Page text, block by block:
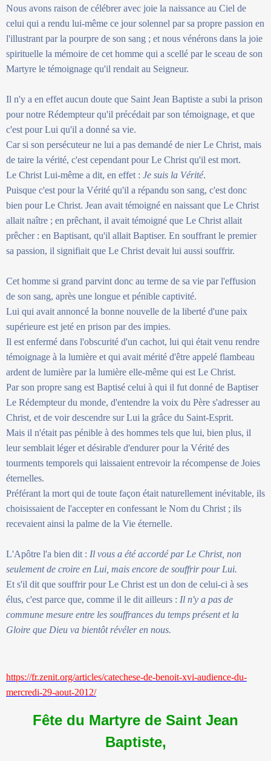
Nous avons raison de célébrer avec joie la naissance au Ciel de
celui qui a rendu lui-même ce jour solennel par sa propre passion en
l'illustrant par la pourpre de son sang ; et nous vénérons dans la joie
spirituelle la mémoire de cet homme qui a scellé par le sceau de son
Martyre le témoignage qu'il rendait au Seigneur.
Il n'y a en effet aucun doute que Saint Jean Baptiste a subi la prison
pour notre Rédempteur qu'il précédait par son témoignage, et que
c'est pour Lui qu'il a donné sa vie.
Car si son persécuteur ne lui a pas demandé de nier Le Christ, mais
de taire la vérité, c'est cependant pour Le Christ qu'il est mort.
Le Christ Lui-même a dit, en effet : Je suis la Vérité.
Puisque c'est pour la Vérité qu'il a répandu son sang, c'est donc
bien pour Le Christ. Jean avait témoigné en naissant que Le Christ
allait naître ; en prêchant, il avait témoigné que Le Christ allait
prêcher : en Baptisant, qu'il allait Baptiser. En souffrant le premier
sa passion, il signifiait que Le Christ devait lui aussi souffrir.
Cet homme si grand parvint donc au terme de sa vie par l'effusion
de son sang, après une longue et pénible captivité.
Lui qui avait annoncé la bonne nouvelle de la liberté d'une paix
supérieure est jeté en prison par des impies.
Il est enfermé dans l'obscurité d'un cachot, lui qui était venu rendre
témoignage à la lumière et qui avait mérité d'être appelé flambeau
ardent de lumière par la lumière elle-même qui est Le Christ.
Par son propre sang est Baptisé celui à qui il fut donné de Baptiser
Le Rédempteur du monde, d'entendre la voix du Père s'adresser au
Christ, et de voir descendre sur Lui la grâce du Saint-Esprit.
Mais il n'était pas pénible à des hommes tels que lui, bien plus, il
leur semblait léger et désirable d'endurer pour la Vérité des
tourments temporels qui laissaient entrevoir la récompense de Joies
éternelles.
Préférant la mort qui de toute façon était naturellement inévitable, ils
choisissaient de l'accepter en confessant le Nom du Christ ; ils
recevaient ainsi la palme de la Vie éternelle.
L'Apôtre l'a bien dit : Il vous a été accordé par Le Christ, non
seulement de croire en Lui, mais encore de souffrir pour Lui.
Et s'il dit que souffrir pour Le Christ est un don de celui-ci à ses
élus, c'est parce que, comme il le dit ailleurs : Il n'y a pas de
commune mesure entre les souffrances du temps présent et la
Gloire que Dieu va bientôt révéler en nous.
https://fr.zenit.org/articles/catechese-de-benoit-xvi-audience-du-
mercredi-29-aout-2012/
Fête du Martyre de Saint Jean
Baptiste,